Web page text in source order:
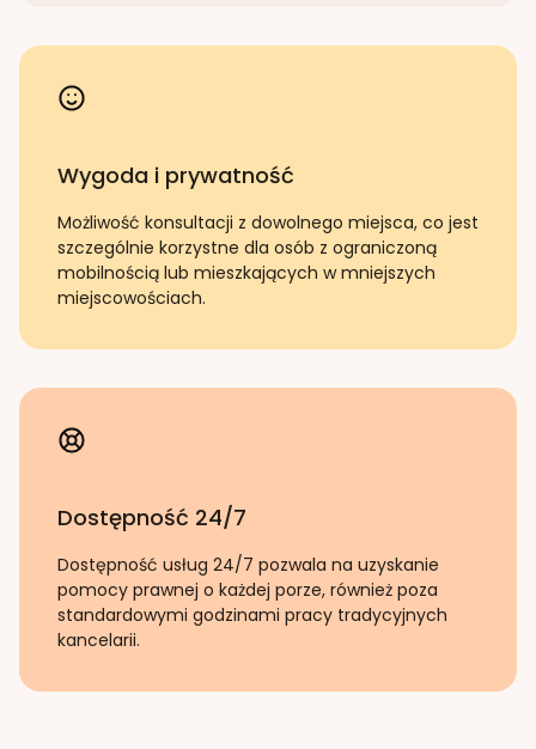
Wygoda i prywatność
Możliwość konsultacji z dowolnego miejsca, co jest
szczególnie korzystne dla osób z ograniczoną
mobilnością lub mieszkających w mniejszych
miejscowościach.
Dostępność 24/7
Dostępność usług 24/7 pozwala na uzyskanie
pomocy prawnej o każdej porze, również poza
standardowymi godzinami pracy tradycyjnych
kancelarii.